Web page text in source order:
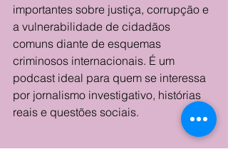
importantes sobre justiça, corrupção e
a vulnerabilidade de cidadãos
comuns diante de esquemas
criminosos internacionais. É um
podcast ideal para quem se interessa
por jornalismo investigativo, histórias
reais e questões sociais.